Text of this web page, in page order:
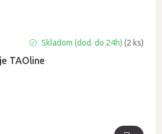
TAOline
Skladom (dod. do 24h)(2 ks)